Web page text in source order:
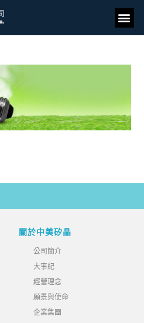
關於中美矽晶
公司簡介
大事紀
經營理念
願景與使命
企業集團